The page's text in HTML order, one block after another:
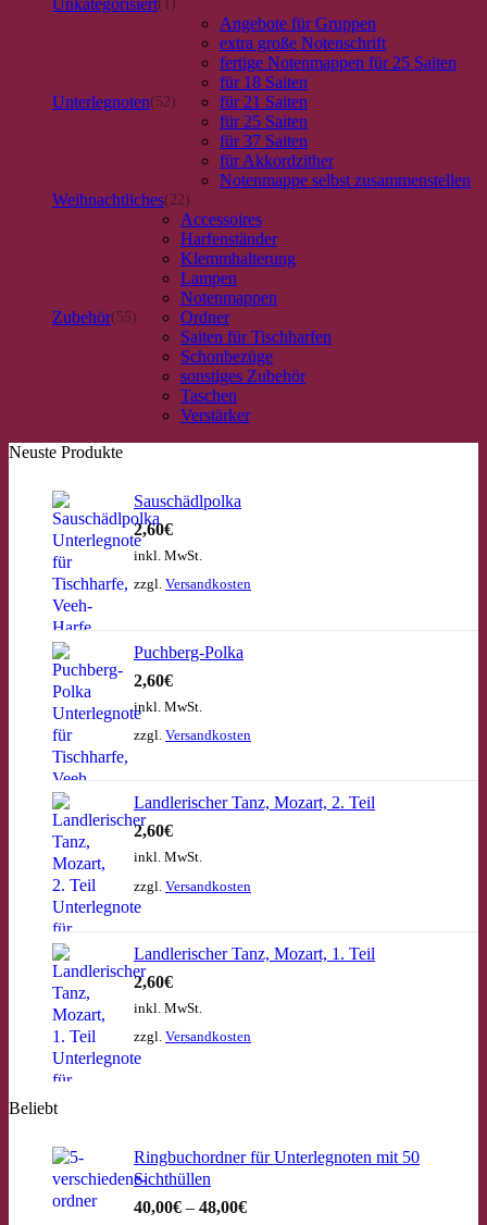
Unkategorisiert(1)
Unterlegnoten(52)
Angebote für Gruppen
extra große Notenschrift
fertige Notenmappen für 25 Saiten
für 18 Saiten
für 21 Saiten
für 25 Saiten
für 37 Saiten
für Akkordzither
Notenmappe selbst zusammenstellen
Weihnachtliches(22)
Zubehör(55)
Accessoires
Harfenständer
Klemmhalterung
Lampen
Notenmappen
Ordner
Saiten für Tischharfen
Schonbezüge
sonstiges Zubehör
Taschen
Verstärker
Neuste Produkte
Sauschädlpolka
2,60€
inkl. MwSt.
zzgl. Versandkosten
Puchberg-Polka
2,60€
inkl. MwSt.
zzgl. Versandkosten
Landlerischer Tanz, Mozart, 2. Teil
2,60€
inkl. MwSt.
zzgl. Versandkosten
Landlerischer Tanz, Mozart, 1. Teil
2,60€
inkl. MwSt.
zzgl. Versandkosten
Beliebt
Ringbuchordner für Unterlegnoten mit 50
Sichthüllen
40,00€ – 48,00€